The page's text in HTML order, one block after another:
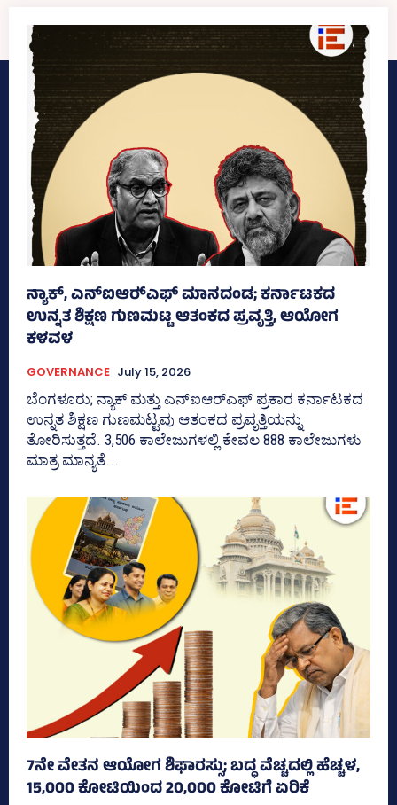
ನ್ಯಾಕ್‌, ಎನ್‌ಐಆರ್‍‌ಎಫ್‌ ಮಾನದಂಡ; ಕರ್ನಾಟಕದ
ಉನ್ನತ ಶಿಕ್ಷಣ ಗುಣಮಟ್ಟ ಆತಂಕದ ಪ್ರವೃತ್ತಿ, ಆಯೋಗ
ಕಳವಳ
GOVERNANCE July 15, 2026
ಬೆಂಗಳೂರು; ನ್ಯಾಕ್‌ ಮತ್ತು ಎನ್‌ಐಆರ್‍‌ಎಫ್‌ ಪ್ರಕಾರ ಕರ್ನಾಟಕದ
ಉನ್ನತ ಶಿಕ್ಷಣ ಗುಣಮಟ್ಟವು ಆತಂಕದ ಪ್ರವೃತ್ತಿಯನ್ನು
ತೋರಿಸುತ್ತದೆ. 3,506 ಕಾಲೇಜುಗಳಲ್ಲಿ ಕೇವಲ 888 ಕಾಲೇಜುಗಳು
ಮಾತ್ರ ಮಾನ್ಯತೆ...
7ನೇ ವೇತನ ಆಯೋಗ ಶಿಫಾರಸ್ಸು; ಬದ್ಧ ವೆಚ್ಚದಲ್ಲಿ ಹೆಚ್ಚಳ,
15,000 ಕೋಟಿಯಿಂದ 20,000 ಕೋಟಿಗೆ ಏರಿಕೆ